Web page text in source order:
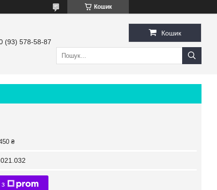
Кошик
(93) 578-58-87
Кошик
₴